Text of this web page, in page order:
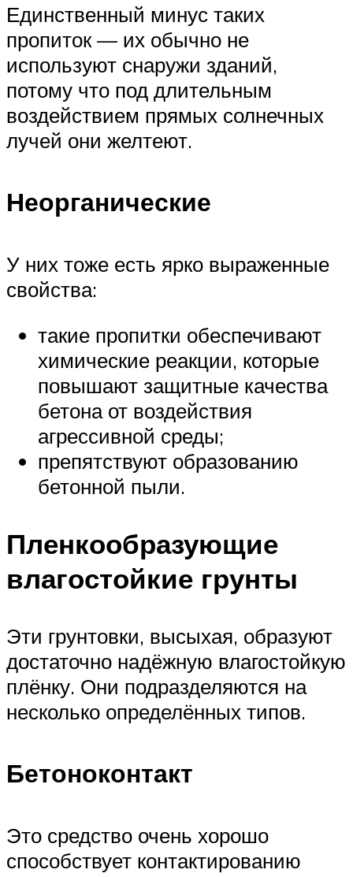
Единственный минус таких
пропиток — их обычно не
используют снаружи зданий,
потому что под длительным
воздействием прямых солнечных
лучей они желтеют.
Неорганические
У них тоже есть ярко выраженные
свойства:
такие пропитки обеспечивают
химические реакции, которые
повышают защитные качества
бетона от воздействия
агрессивной среды;
препятствуют образованию
бетонной пыли.
Пленкообразующие
влагостойкие грунты
Эти грунтовки, высыхая, образуют
достаточно надёжную влагостойкую
плёнку. Они подразделяются на
несколько определённых типов.
Бетоноконтакт
Это средство очень хорошо
способствует контактированию